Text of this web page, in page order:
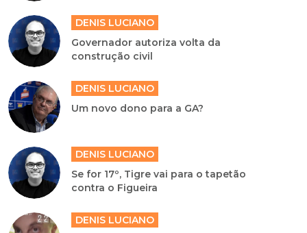
DENIS LUCIANO
Governador autoriza volta da
construção civil
DENIS LUCIANO
Um novo dono para a GA?
DENIS LUCIANO
Se for 17º, Tigre vai para o tapetão
contra o Figueira
DENIS LUCIANO